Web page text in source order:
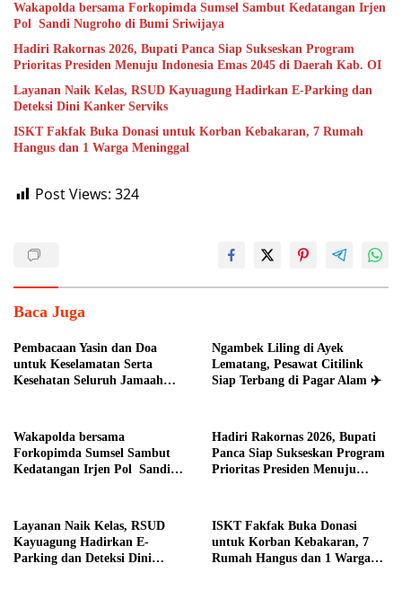
Wakapolda bersama Forkopimda Sumsel Sambut Kedatangan Irjen
Pol Sandi Nugroho di Bumi Sriwijaya
Hadiri Rakornas 2026, Bupati Panca Siap Sukseskan Program
Prioritas Presiden Menuju Indonesia Emas 2045 di Daerah Kab. OI
Layanan Naik Kelas, RSUD Kayuagung Hadirkan E-Parking dan
Deteksi Dini Kanker Serviks
ISKT Fakfak Buka Donasi untuk Korban Kebakaran, 7 Rumah
Hangus dan 1 Warga Meninggal
Post Views: 324
Baca Juga
Pembacaan Yasin dan Doa
untuk Keselamatan Serta
Kesehatan Seluruh Jamaah
Ngambek Liling di Ayek
Lematang, Pesawat Citilink
Siap Terbang di Pagar Alam ✈️
Wakapolda bersama
Forkopimda Sumsel Sambut
Kedatangan Irjen Pol Sandi
Hadiri Rakornas 2026, Bupati
Panca Siap Sukseskan Program
Prioritas Presiden Menuju
Layanan Naik Kelas, RSUD
Kayuagung Hadirkan E-
Parking dan Deteksi Dini
ISKT Fakfak Buka Donasi
untuk Korban Kebakaran, 7
Rumah Hangus dan 1 Warga